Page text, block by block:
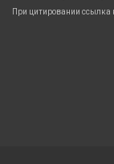
При цитировании ссылка